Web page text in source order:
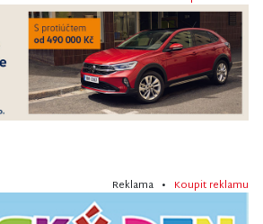
Reklama • Koupit reklamu